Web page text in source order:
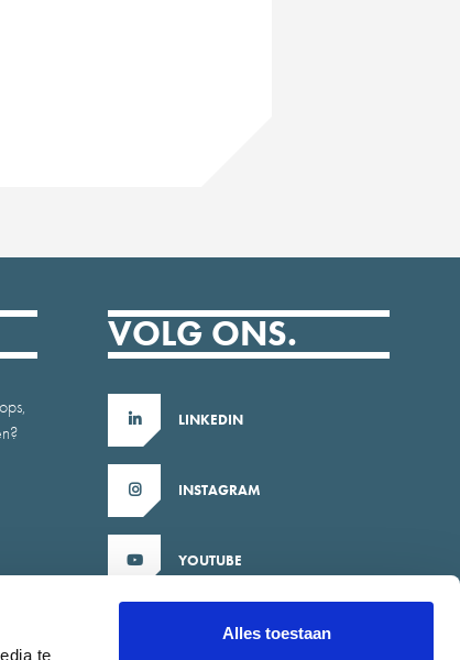
te
Alles toestaan
VOLG ONS.
LINKEDIN
INSTAGRAM
YOUTUBE